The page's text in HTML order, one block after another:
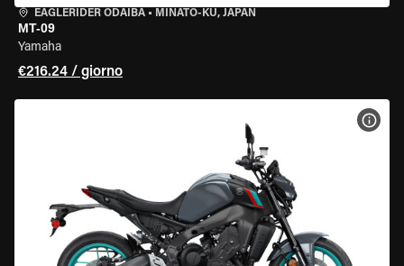
EAGLERIDER ODAIBA • MINATO-KU, JAPAN
MT-09
Yamaha
€216.24 / giorno